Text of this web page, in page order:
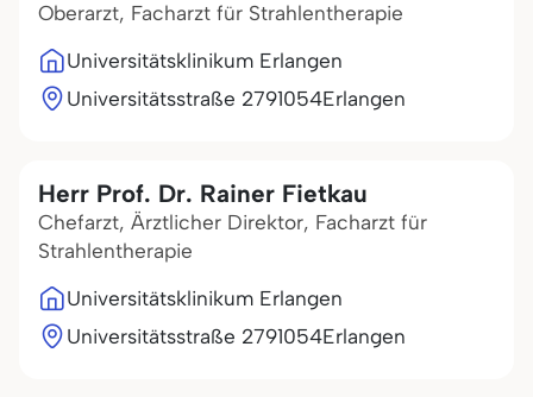
Oberarzt, Facharzt für Strahlentherapie
Universitätsklinikum Erlangen
Universitätsstraße 2791054Erlangen
Herr Prof. Dr. Rainer Fietkau
Chefarzt, Ärztlicher Direktor, Facharzt für
Strahlentherapie
Universitätsklinikum Erlangen
Universitätsstraße 2791054Erlangen